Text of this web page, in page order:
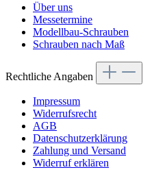
Über uns
Messetermine
Modellbau-Schrauben
Schrauben nach Maß
Rechtliche Angaben
Impressum
Widerrufsrecht
AGB
Datenschutzerklärung
Zahlung und Versand
Widerruf erklären